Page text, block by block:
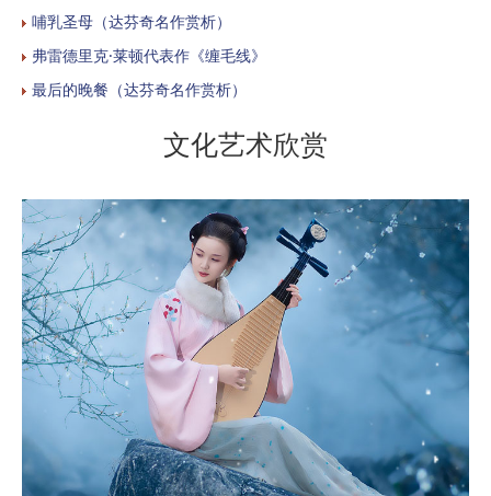
哺乳圣母（达芬奇名作赏析）
弗雷德里克·莱顿代表作《缠毛线》
最后的晚餐（达芬奇名作赏析）
文化艺术欣赏